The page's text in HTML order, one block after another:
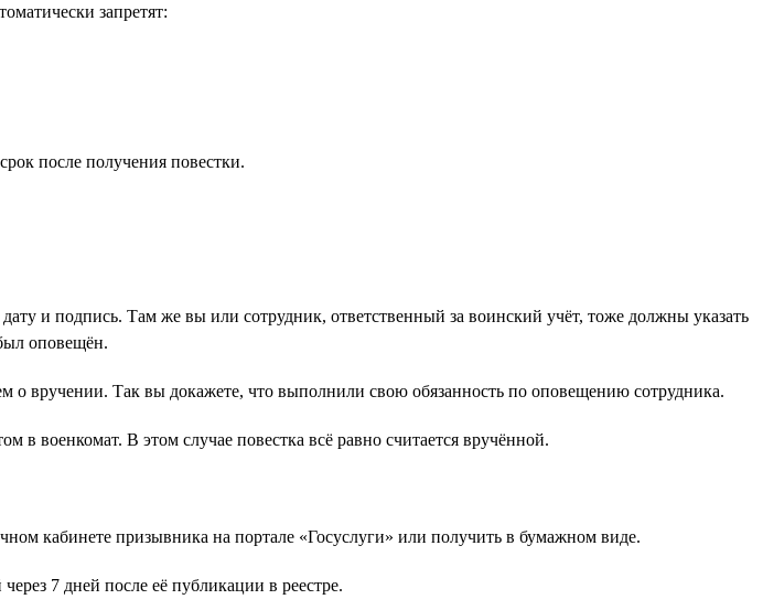
запретят:
после получения повестки.
и подпись. Там же вы или сотрудник, ответственный за воинский учёт, тоже должны указать
оповещён.
о вручении. Так вы докажете, что выполнили свою обязанность по оповещению сотрудника.
в военкомат. В этом случае повестка всё равно считается вручённой.
кабинете призывника на портале «Госуслуги» или получить в бумажном виде.
7 дней после её публикации в реестре.